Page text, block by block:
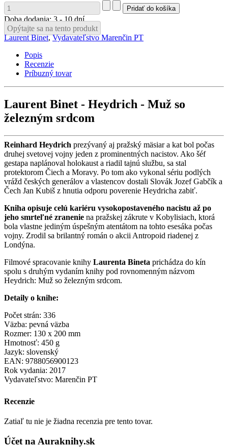
Doba dodania: 3 - 10 dní
Opýtajte sa na tento produkt
Laurent Binet,Vydavateľstvo Marenčin PT
Popis
Recenzie
Príbuzný tovar
Laurent Binet - Heydrich - Muž so
železným srdcom
Reinhard Heydrich prezývaný aj pražský mäsiar a kat bol počas
druhej svetovej vojny jeden z prominentných nacistov. Ako šéf
gestapa naplánoval holokaust a riadil tajnú službu, sa stal
protektorom Čiech a Moravy. Po tom ako vykonal sériu podlých
vrážd českých generálov a vlastencov dostali Slovák Jozef Gabčík a
Čech Jan Kubiš z hnutia odporu poverenie Heydricha zabiť.
Kniha opisuje celú kariéru vysokopostaveného nacistu až po
jeho smrteľné zranenie na pražskej zákrute v Kobylisiach, ktorá
bola vlastne jediným úspešným atentátom na tohto esesáka počas
vojny. Zrodil sa brilantný román o akcii Antropoid riadenej z
Londýna.
Filmové spracovanie knihy Laurenta Bineta prichádza do kín
spolu s druhým vydaním knihy pod rovnomenným názvom
Heydrich: Muž so železným srdcom.
Detaily o knihe:
Počet strán: 336
Väzba: pevná väzba
Rozmer: 130 x 200 mm
Hmotnosť: 450 g
Jazyk: slovenský
EAN: 9788056900123
Rok vydania: 2017
Vydavateľstvo: Marenčin PT
Recenzie
Zatiaľ tu nie je žiadna recenzia pre tento tovar.
Účet na Auraknihy.sk